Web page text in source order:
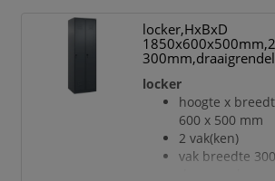
verdraaibare,
schuifhaken
openslaande
etikettenlijst en
inliggende
Elke deur is
met een
locker,HxBxD
300mm,draaigrendel
locker
hoogte x
600 x 500 mm
2 vak(ken)
vak breedte